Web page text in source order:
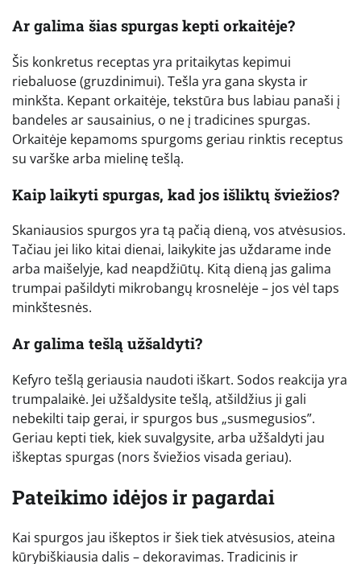
Ar galima šias spurgas kepti orkaitėje?
Šis konkretus receptas yra pritaikytas kepimui
riebaluose (gruzdinimui). Tešla yra gana skysta ir
minkšta. Kepant orkaitėje, tekstūra bus labiau panaši į
bandeles ar sausainius, o ne į tradicines spurgas.
Orkaitėje kepamoms spurgoms geriau rinktis receptus
su varške arba mielinę tešlą.
Kaip laikyti spurgas, kad jos išliktų šviežios?
Skaniausios spurgos yra tą pačią dieną, vos atvėsusios.
Tačiau jei liko kitai dienai, laikykite jas uždarame inde
arba maišelyje, kad neapdžiūtų. Kitą dieną jas galima
trumpai pašildyti mikrobangų krosnelėje – jos vėl taps
minkštesnės.
Ar galima tešlą užšaldyti?
Kefyro tešlą geriausia naudoti iškart. Sodos reakcija yra
trumpalaikė. Jei užšaldysite tešlą, atšildžius ji gali
nebekilti taip gerai, ir spurgos bus „susmegusios”.
Geriau kepti tiek, kiek suvalgysite, arba užšaldyti jau
iškeptas spurgas (nors šviežios visada geriau).
Pateikimo idėjos ir pagardai
Kai spurgos jau iškeptos ir šiek tiek atvėsusios, ateina
kūrybiškiausia dalis – dekoravimas. Tradicinis ir